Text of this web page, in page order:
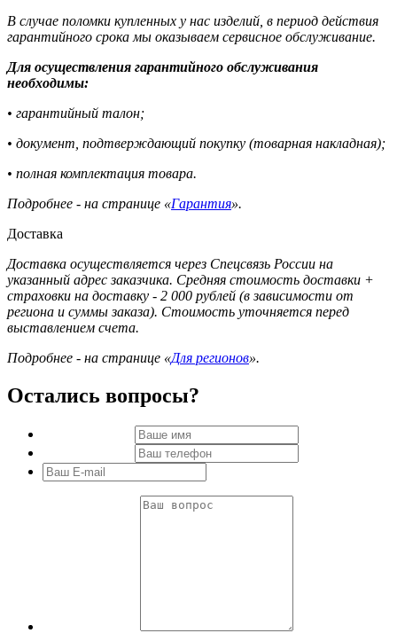
В случае поломки купленных у нас изделий, в период действия
гарантийного срока мы оказываем сервисное обслуживание.
Для осуществления гарантийного обслуживания
необходимы:
• гарантийный талон;
• документ, подтверждающий покупку (товарная накладная);
• полная комплектация товара.
Подробнее - на странице «Гарантия».
Доставка
Доставка осуществляется через Спецсвязь России на
указанный адрес заказчика. Средняя стоимость доставки +
страховки на доставку - 2 000 рублей (в зависимости от
региона и суммы заказа). Стоимость уточняется перед
выставлением счета.
Подробнее - на странице «Для регионов».
Остались вопросы?